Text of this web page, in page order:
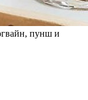
пунш и